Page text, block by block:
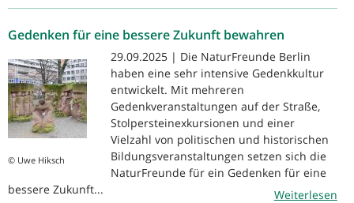
Gedenken für eine bessere Zukunft bewahren
© Uwe Hiksch
29.09.2025 | Die NaturFreunde Berlin
haben eine sehr intensive Gedenkkultur
entwickelt. Mit mehreren
Gedenkveranstaltungen auf der Straße,
Stolpersteinexkursionen und einer
Vielzahl von politischen und historischen
Bildungsveranstaltungen setzen sich die
NaturFreunde für ein Gedenken für eine
bessere Zukunft...
Weiterlesen